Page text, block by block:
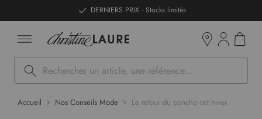
DERNIERS PRIX - Stocks limités
Rechercher
Accueil Nos Conseils Mode Le retour du poncho cet hiver